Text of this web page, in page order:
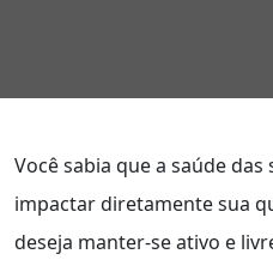
Você sabia que a saúde das
impactar diretamente sua
deseja manter-se ativo e